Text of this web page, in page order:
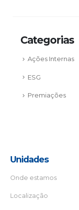
Categorias
Ações Internas
ESG
Premiações
Unidades
Onde estamos
Localização